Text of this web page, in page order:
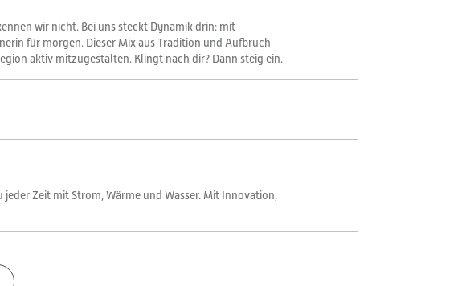
wir nicht. Bei uns steckt Dynamik drin: mit
für morgen. Dieser Mix aus Tradition und Aufbruch
aktiv mitzugestalten. Klingt nach dir? Dann steig ein.
Zeit mit Strom, Wärme und Wasser. Mit Innovation,